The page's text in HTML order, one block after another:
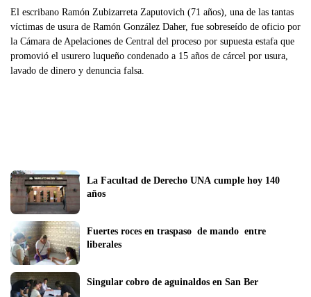
El escribano Ramón Zubizarreta Zaputovich (71 años), una de las tantas
víctimas de usura de Ramón González Daher, fue sobreseído de oficio por
la Cámara de Apelaciones de Central del proceso por supuesta estafa que
promovió el usurero luqueño condenado a 15 años de cárcel por usura,
lavado de dinero y denuncia falsa.
La Facultad de Derecho UNA cumple hoy 140
años
Fuertes roces en traspaso  de mando  entre
liberales
Singular cobro de aguinaldos en San Ber